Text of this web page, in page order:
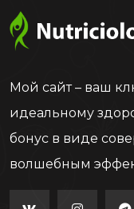
Мой сайт – ваш
идеальному
бонус в виде
волшебным